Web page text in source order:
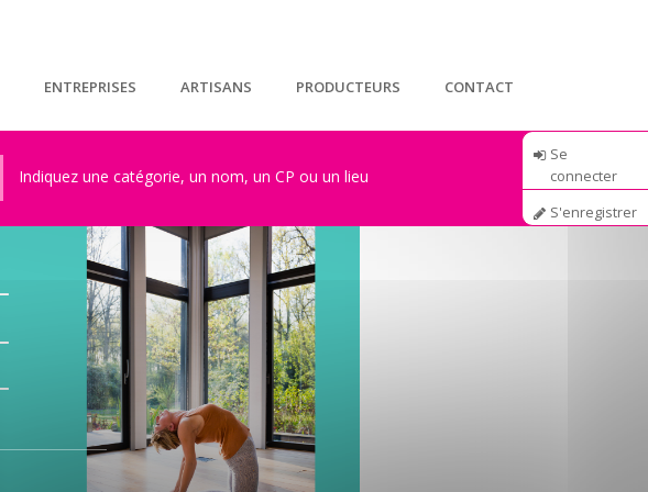
Se
connecter
S'enregistrer
ENTREPRISES ARTISANS PRODUCTEURS CONTACT